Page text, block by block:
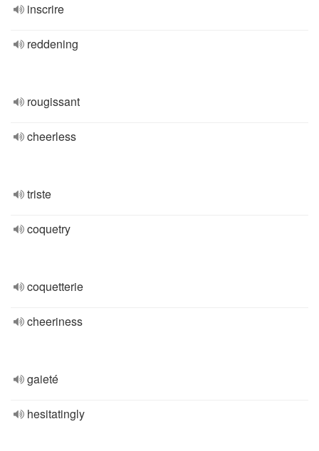
inscrire
reddening
rougissant
cheerless
triste
coquetry
coquetterie
cheeriness
gaieté
hesitatingly